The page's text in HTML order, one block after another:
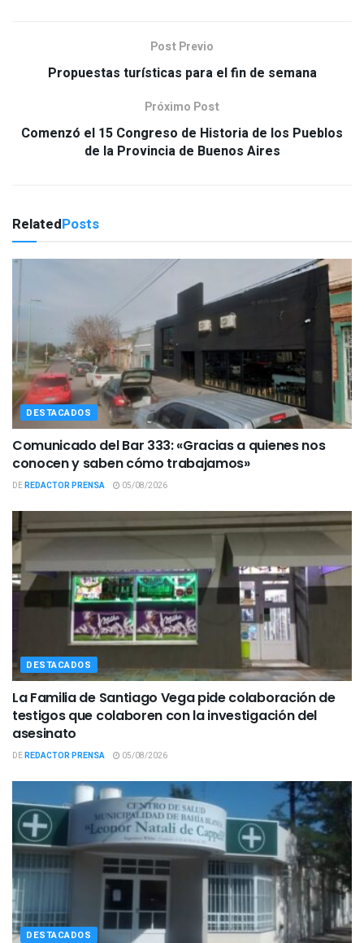
Post Previo
Propuestas turísticas para el fin de semana
Próximo Post
Comenzó el 15 Congreso de Historia de los Pueblos
de la Provincia de Buenos Aires
RelatedPosts
DESTACADOS
Comunicado del Bar 333: «Gracias a quienes nos
conocen y saben cómo trabajamos»
DEREDACTOR PRENSA 05/08/2026
DESTACADOS
La Familia de Santiago Vega pide colaboración de
testigos que colaboren con la investigación del
asesinato
DEREDACTOR PRENSA 05/08/2026
DESTACADOS